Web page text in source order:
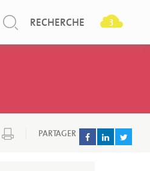
en direct
3
RECHERCHE
PARTAGER